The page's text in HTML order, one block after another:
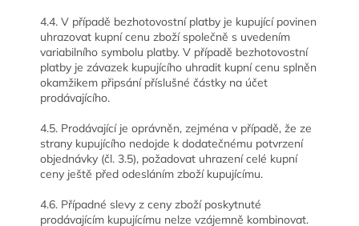
4.4. V případě bezhotovostní platby je kupující povinen
uhrazovat kupní cenu zboží společně s uvedením
variabilního symbolu platby. V případě bezhotovostní
platby je závazek kupujícího uhradit kupní cenu splněn
okamžikem připsání příslušné částky na účet
prodávajícího.
4.5. Prodávající je oprávněn, zejména v případě, že ze
strany kupujícího nedojde k dodatečnému potvrzení
objednávky (čl. 3.5), požadovat uhrazení celé kupní
ceny ještě před odesláním zboží kupujícímu.
4.6. Případné slevy z ceny zboží poskytnuté
prodávajícím kupujícímu nelze vzájemně kombinovat.